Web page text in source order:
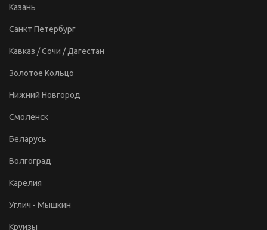
Казань
Санкт Петербург
Кавказ / Сочи / Дагестан
Золотое Кольцо
Нижний Новгород
Смоленск
Беларусь
Волгоград
Карелия
Углич - Мышкин
Круизы